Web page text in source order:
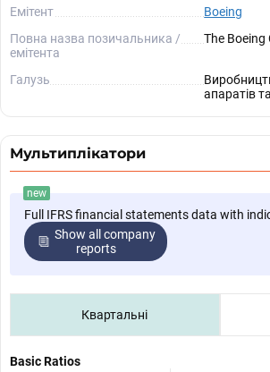
Емітент
Boeing
Повна назва позичальника /
емітента
The Boeing
Галузь
апаратів
Мультиплікатори
new
Full IFRS financial statements data with
Show all company
reports
Квартальні
Basic Ratios